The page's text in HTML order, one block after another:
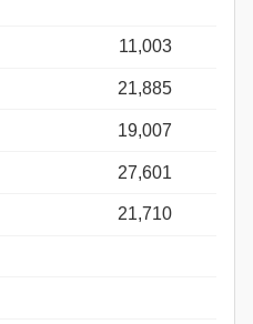
11,003
21,885
19,007
27,601
21,710